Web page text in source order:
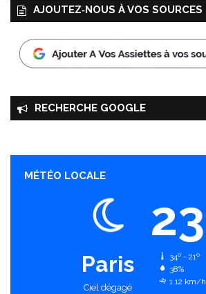
AJOUTEZ‑NOUS À VOS SOURCES
RECHERCHE GOOGLE
MÉTÉO LOCALE
Paris
Ciel dégagé
23
34º - 21º
38%
1.12 km/h